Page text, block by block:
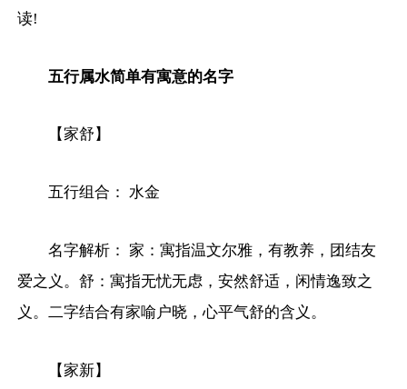
读!
五行属水简单有寓意的名字
【家舒】
五行组合： 水金
名字解析： 家：寓指温文尔雅，有教养，团结友
爱之义。舒：寓指无忧无虑，安然舒适，闲情逸致之
义。二字结合有家喻户晓，心平气舒的含义。
【家新】